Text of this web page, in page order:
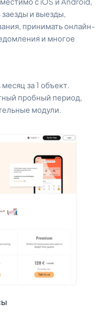
и выезды,
принимать онлайн-
и многое
за 1 объект.
пробный период,
модули.